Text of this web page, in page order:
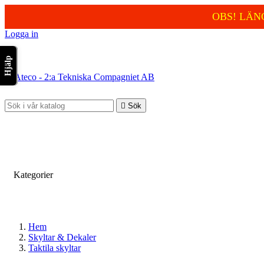
Hjälp
OBS!
Logga in

 Sök
Kategorier
Hem
Skyltar & Dekaler
Taktila skyltar